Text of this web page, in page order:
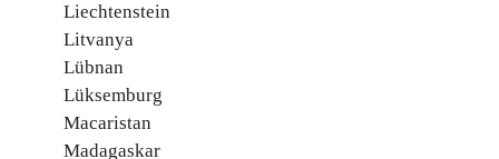
Liechtenstein
Litvanya
Lübnan
Lüksemburg
Macaristan
Madagaskar